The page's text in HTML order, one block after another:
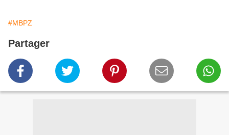
#MBPZ
Partager